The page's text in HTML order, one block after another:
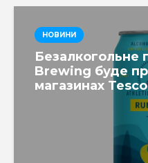
НОВИНИ
Безалкогольне
Brewing буде
магазинах